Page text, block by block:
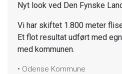
Nyt look ved Den Fynske
Vi har skiftet 1.800 meter
Et flot resultat udført med
med kommunen.
• Odense Kommune